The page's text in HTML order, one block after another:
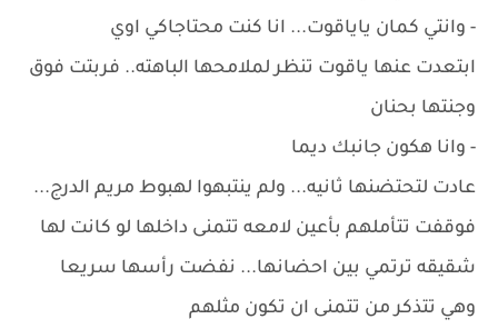
- وانتي كمان ياياقوت... انا كنت محتاجاكي اوي
ابتعدت عنها ياقوت تنظر لملامحها الباهته.. فربتت فوق
وجنتها بحنان
- وانا هكون جانبك ديما
عادت لتحتضنها ثانيه... ولم ينتبهوا لهبوط مريم الدرج...
فوقفت تتأملهم بأعين لامعه تتمنى داخلها لو كانت لها
شقيقه ترتمي بين احضانها... نفضت رأسها سريعا
وهي تتذكر من تتمنى ان تكون مثلهم